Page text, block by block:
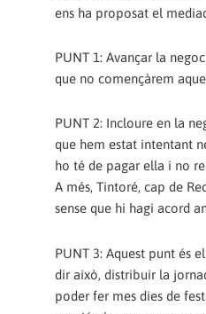
ens ha proposat el
PUNT 1: Avançar la
que no començàrem
PUNT 2: Incloure en la
que hem estat intentant
ho té de pagar ella i no
A més, Tintoré, cap de
sense que hi hagi acord
PUNT 3: Aquest punt és
dir això, distribuir la
poder fer mes dies de